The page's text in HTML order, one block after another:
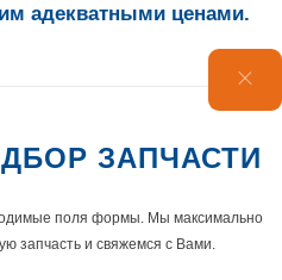
адекватными ценами.
ЗАПЧАСТИ
поля формы. Мы максимально
запчасть и свяжемся с Вами.